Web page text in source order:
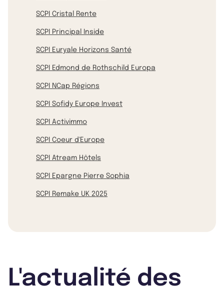
SCPI Cristal Rente
SCPI Principal Inside
SCPI Euryale Horizons Santé
SCPI Edmond de Rothschild Europa
SCPI NCap Régions
SCPI Sofidy Europe Invest
SCPI Activimmo
SCPI Coeur d'Europe
SCPI Atream Hôtels
SCPI Epargne Pierre Sophia
SCPI Remake UK 2025
L'actualité des